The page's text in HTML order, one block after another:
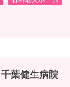
千葉健生病院